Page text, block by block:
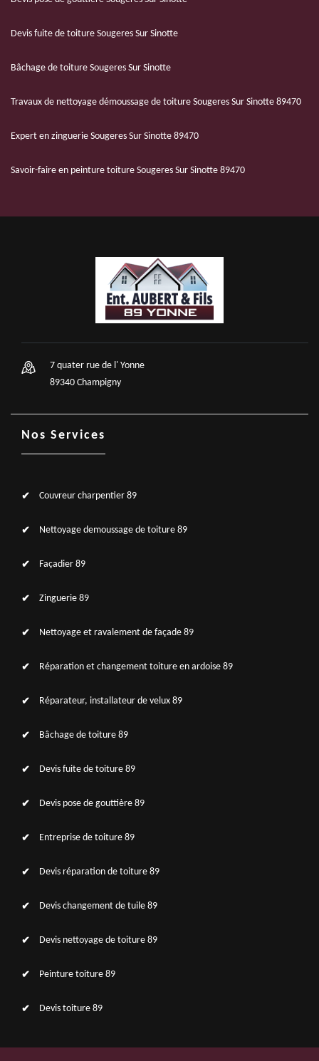
Devis fuite de toiture Sougeres Sur Sinotte
Bâchage de toiture Sougeres Sur Sinotte
Travaux de nettoyage démoussage de toiture Sougeres Sur Sinotte 89470
Expert en zinguerie Sougeres Sur Sinotte 89470
Savoir-faire en peinture toiture Sougeres Sur Sinotte 89470
7 quater rue de l' Yonne
89340 Champigny
Nos Services
Couvreur charpentier 89
Nettoyage demoussage de toiture 89
Façadier 89
Zinguerie 89
Nettoyage et ravalement de façade 89
Réparation et changement toiture en ardoise 89
Réparateur, installateur de velux 89
Bâchage de toiture 89
Devis fuite de toiture 89
Devis pose de gouttière 89
Entreprise de toiture 89
Devis réparation de toiture 89
Devis changement de tuile 89
Devis nettoyage de toiture 89
Peinture toiture 89
Devis toiture 89